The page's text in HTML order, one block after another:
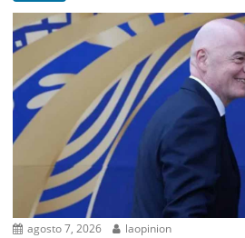
agosto 7, 2026 laopinion